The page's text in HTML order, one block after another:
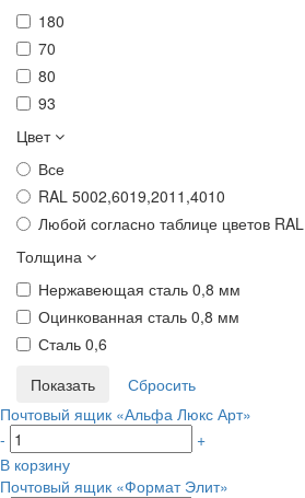
180
70
80
93
Цвет
Все
RAL 5002,6019,2011,4010
Любой согласно таблице цветов RAL
Толщина
Нержавеющая сталь 0,8 мм
Оцинкованная сталь 0,8 мм
Сталь 0,6
Почтовый ящик «Альфа Люкс Арт»
-
+
В корзину
Почтовый ящик «Формат Элит»